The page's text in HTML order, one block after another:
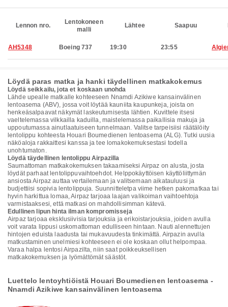
Lennon nro.
Lentokoneen
malli
Lähtee Saapuu
AH5348 Boeing 737 19:30 23:55
Löydä paras matka ja hanki täydellinen matkakokemus
Löydä seikkailu, jota et koskaan unohda
Lähde upealle matkalle kohteeseen Nnamdi Azikiwe kansainvälinen
lentoasema (ABV), jossa voit löytää kauniita kaupunkeja, joista on
henkeäsalpaavat näkymät laskeutumisesta lähtien. Kuvittele itsesi
vaeltelemassa vilkkailla kaduilla, maistelemassa paikallisia makuja ja
uppoutumassa ainutlaatuiseen tunnelmaan. Valitse tarpeisiisi räätälöity
lentolippu kohteesta Houari Boumedienen lentoasema (ALG). Tutki uusia
näköaloja rakkaittesi kanssa ja tee lomakokemuksestasi todella
unohtumaton.
Löydä täydellinen lentolippu Airpazilla
Saumattoman matkakokemuksen takaamiseksi Airpaz on alusta, josta
löydät parhaat lentolippuvaihtoehdot. Helppokäyttöisen käyttöliittymän
ansiosta Airpaz auttaa vertailemaan ja valitsemaan aikatauluusi ja
budjettiisi sopivia lentolippuja. Suunnitteletpa viime hetken pakomatkaa tai
hyvin harkittua lomaa, Airpaz tarjoaa laajan valikoiman vaihtoehtoja
varmistaaksesi, että matkasi on mahdollisimman kätevä.
Edullinen lipun hinta ilman kompromisseja
Airpaz tarjoaa eksklusiivisia tarjouksia ja erikoistarjouksia, joiden avulla
voit varata lippusi uskomattoman edulliseen hintaan. Nauti alennettujen
hintojen eduista laadusta tai mukavuudesta tinkimättä. Airpazin avulla
matkustaminen unelmiesi kohteeseen ei ole koskaan ollut helpompaa.
Varaa halpa lentosi Airpazilta, niin saat poikkeuksellisen
matkakokemuksen ja lyömättömät säästöt.
Luettelo lentoyhtiöistä Houari Boumedienen lentoasema -
Nnamdi Azikiwe kansainvälinen lentoasema